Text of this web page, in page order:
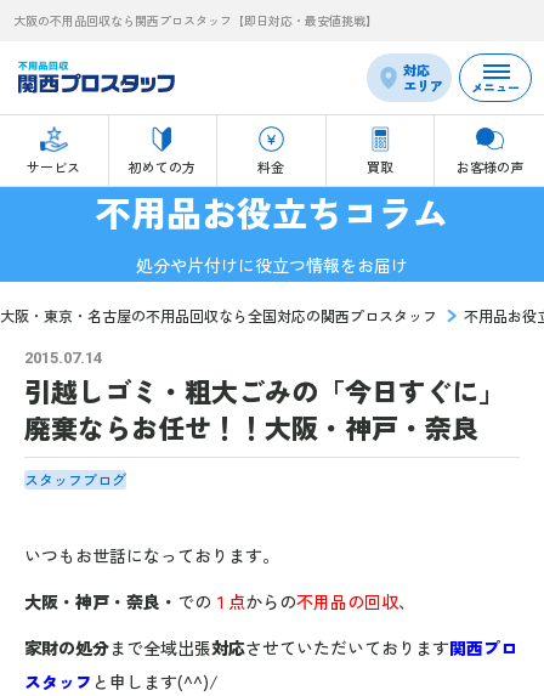
大阪の不用品回収なら関西プロスタッフ【即日対応・最安値挑戦】
対応
エリア
サービス 初めての方 料金 買取 お客様の声
メニュー
不用品お役立ちコラム
処分や片付けに役立つ情報をお届け
大阪・東京・名古屋の不用品回収なら全国対応の関西プロスタッフ 不用品お役
2015.07.14
引越しゴミ・粗大ごみの「今日すぐに」
廃棄ならお任せ！！大阪・神戸・奈良
スタッフブログ
いつもお世話になっております。
大阪・神戸・奈良・ での １点からの不用品の回収、
家財の処分まで全域出張対応させていただいております関西プロ
スタッフ と申します(^^)/